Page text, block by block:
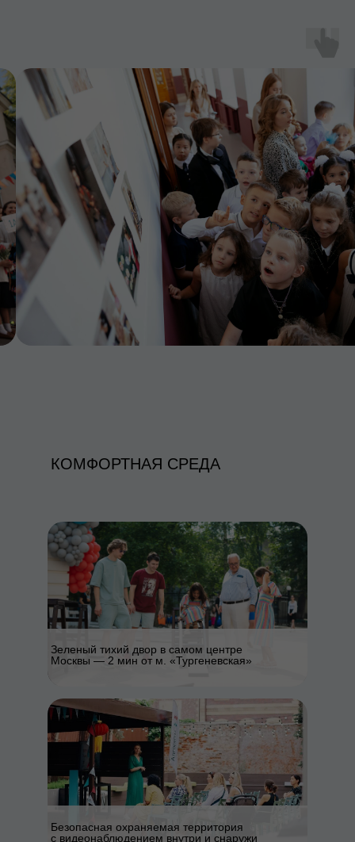
КОМФОРТНАЯ СРЕДА
Зеленый тихий двор в самом центре
Москвы — 2 мин от м. «Тургеневская»
Безопасная охраняемая территория
с видеонаблюдением внутри и снаружи